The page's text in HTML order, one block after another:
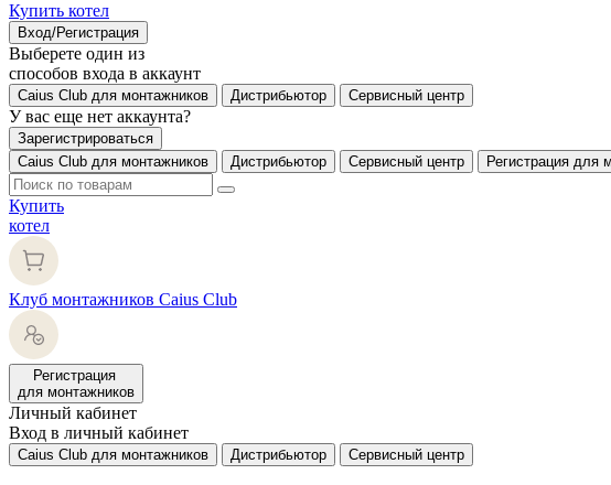
Купить котел
Вход/Регистрация
Выберете один из
способов входа в аккаунт
Caius Club для монтажников Дистрибьютор Сервисный центр
У вас еще нет аккаунта?
Зарегистрироваться
Caius Club для монтажников
Дистрибьютор Сервисный центр
Купить
котел
Клуб монтажников Caius Club
Регистрация
для монтажников
Личный кабинет
Вход в личный кабинет
Caius Club для монтажников Дистрибьютор Сервисный центр